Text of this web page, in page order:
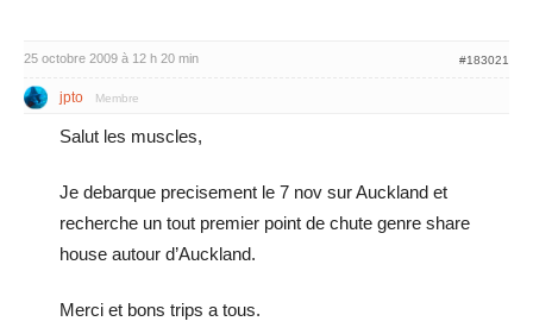
25 octobre 2009 à 12 h 20 min #183021
jpto Membre
Salut les muscles,
Je debarque precisement le 7 nov sur Auckland et
recherche un tout premier point de chute genre share
house autour d’Auckland.
Merci et bons trips a tous.